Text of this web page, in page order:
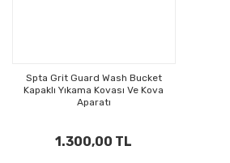
Spta Grit Guard Wash Bucket
Kapaklı Yıkama Kovası Ve Kova
Aparatı
1.300,00 TL